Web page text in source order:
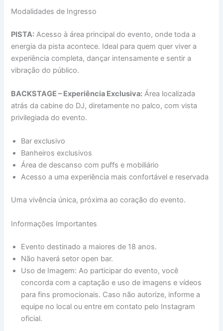
Modalidades de Ingresso
PISTA: Acesso à área principal do evento, onde toda a
energia da pista acontece. Ideal para quem quer viver a
experiência completa, dançar intensamente e sentir a
vibração do público.
BACKSTAGE – Experiência Exclusiva: Área localizada
atrás da cabine do DJ, diretamente no palco, com vista
privilegiada do evento.
Bar exclusivo
Banheiros exclusivos
Área de descanso com puffs e mobiliário
Acesso a uma experiência mais confortável e reservada
Uma vivência única, próxima ao coração do evento.
Informações Importantes
Evento destinado a maiores de 18 anos.
Não haverá setor open bar.
Uso de Imagem: Ao participar do evento, você
concorda com a captação e uso de imagens e vídeos
para fins promocionais. Caso não autorize, informe a
equipe no local ou entre em contato pelo Instagram
oficial.